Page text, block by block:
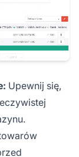
Upewnij się,